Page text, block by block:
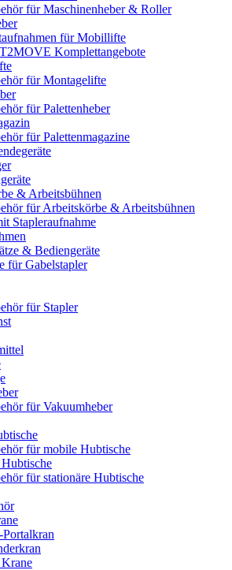
für Maschinenheber & Roller
für Mobillifte
Komplettangebote
für Montagelifte
für Palettenheber
für Palettenmagazine
& Arbeitsbühnen
für Arbeitskörbe & Arbeitsbühnen
Stapleraufnahme
& Bediengeräte
für Gabelstapler
für Stapler
für Vakuumheber
für mobile Hubtische
für stationäre Hubtische
Krane